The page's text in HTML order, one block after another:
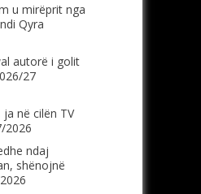
u mirëprit nga
Qyra
autorë i golit
27
në cilën TV
2026
ndaj
shënojnë